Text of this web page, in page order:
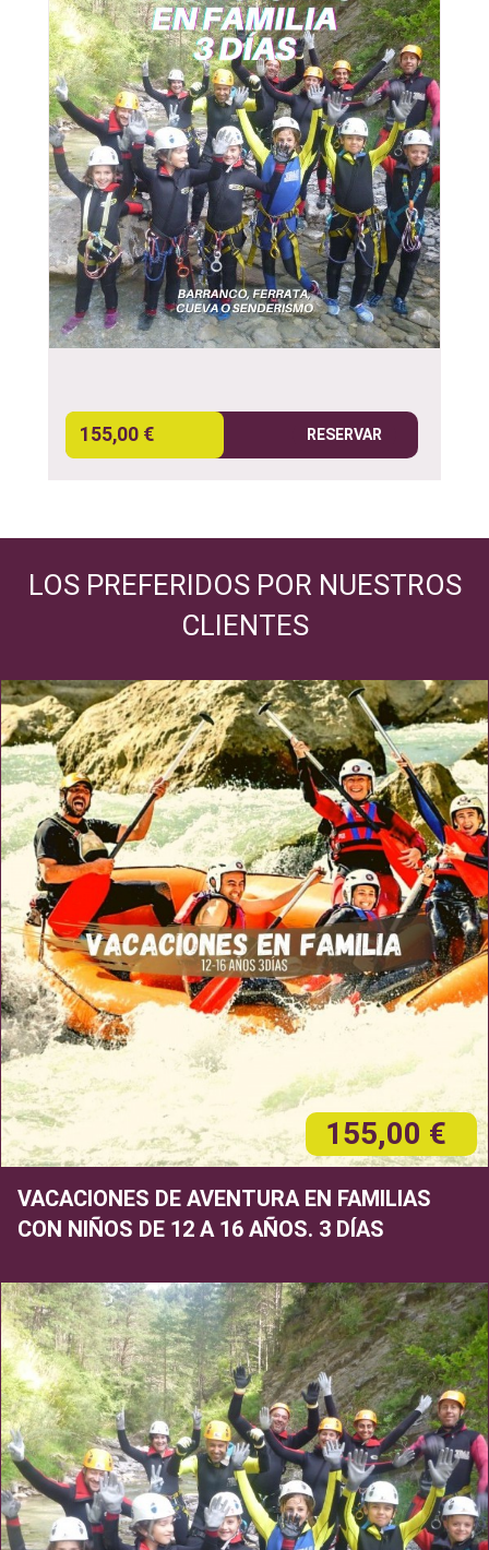
155,00 € RESERVAR
LOS PREFERIDOS POR NUESTROS
CLIENTES
155,00 €
VACACIONES DE AVENTURA EN FAMILIAS
CON NIÑOS DE 12 A 16 AÑOS. 3 DÍAS